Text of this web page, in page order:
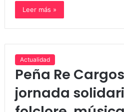
Leer más »
Actualidad
Peña Re
jornada